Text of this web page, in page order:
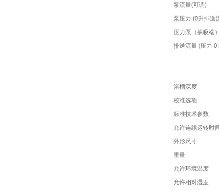
泵流量(可调)
泵压力 (0升排送
压力泵（抽吸端
排送流量 (压力 0
浴槽深度
校准选项
标准技术参数
允许连续运转时
外形尺寸
重量
允许环境温度
允许相对湿度